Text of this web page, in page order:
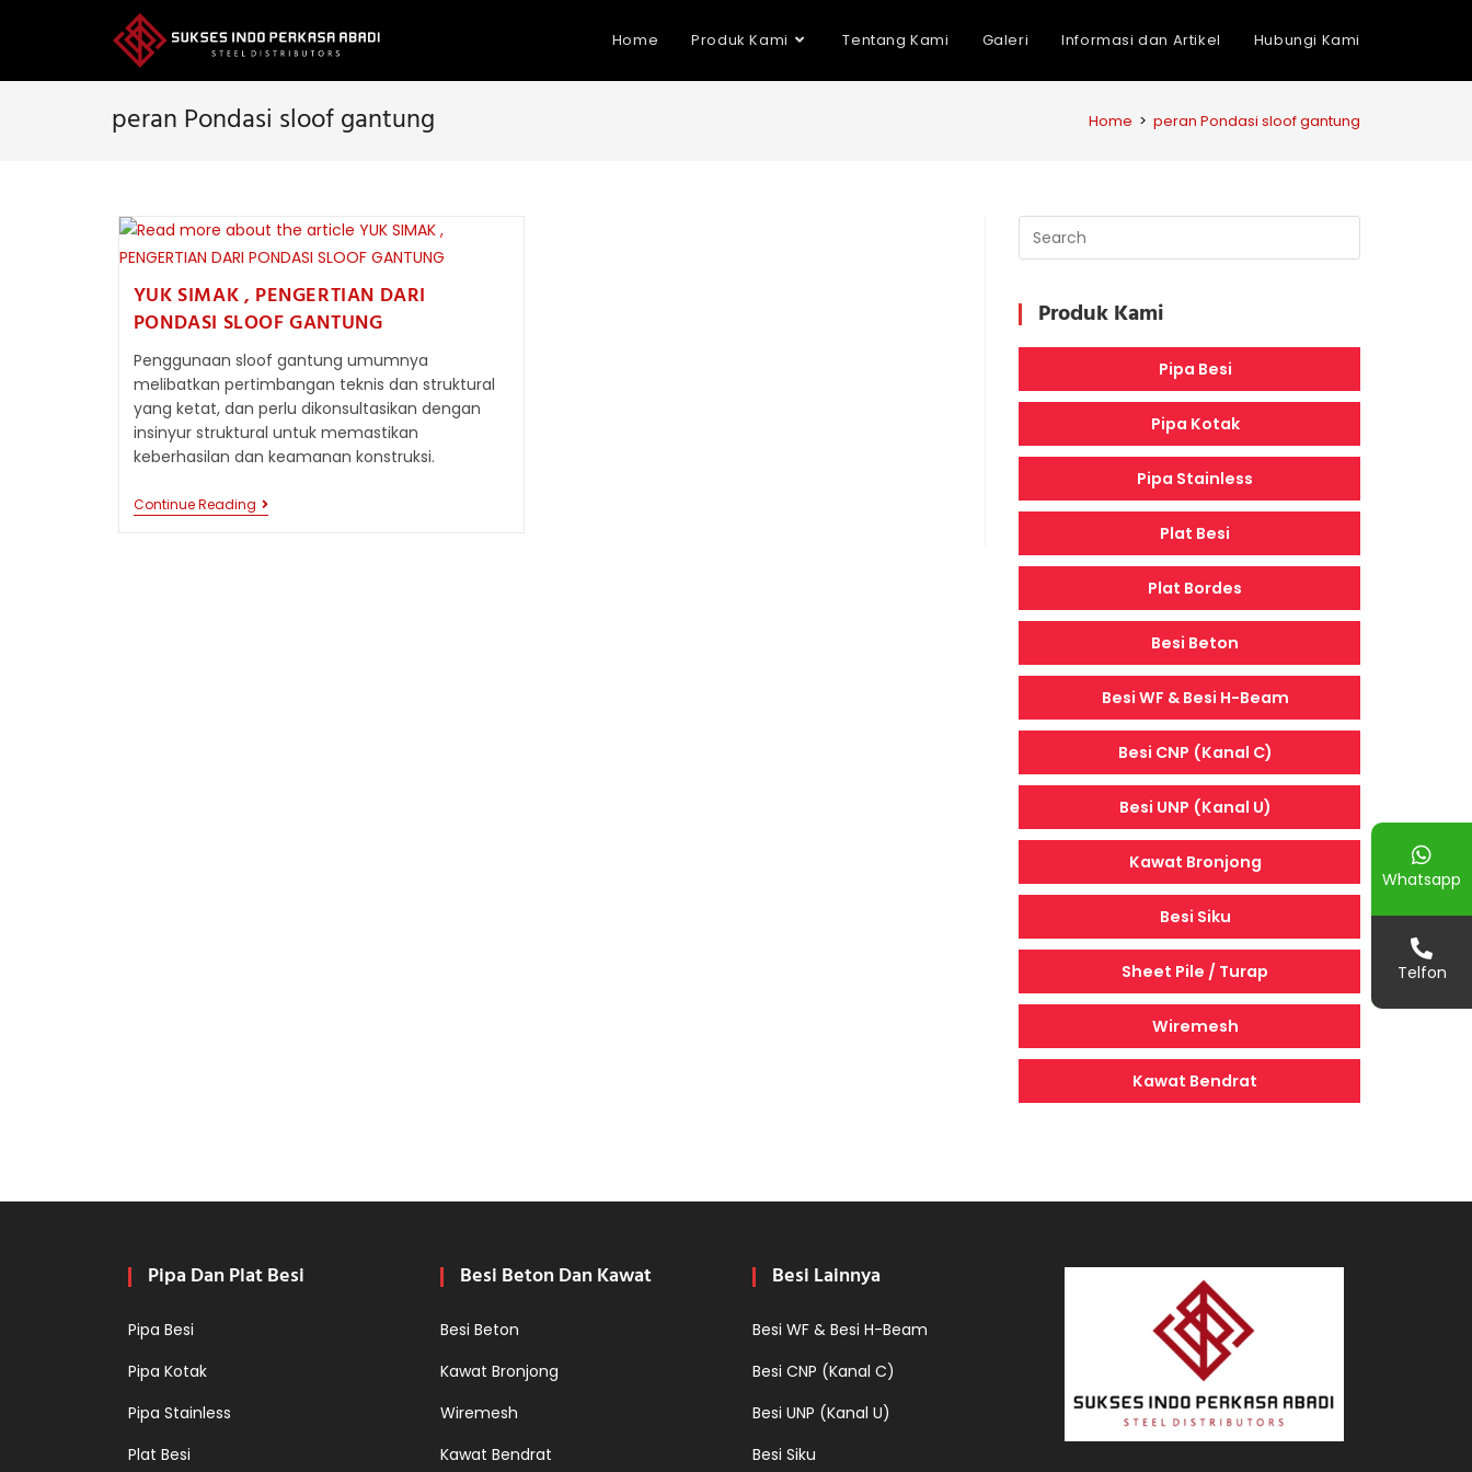
Home Produk Kami Tentang Kami Galeri Informasi dan Artikel Hubungi Kami
peran Pondasi sloof gantung Home > peran Pondasi sloof gantung
YUK SIMAK , PENGERTIAN DARI
PONDASI SLOOF GANTUNG
Penggunaan sloof gantung umumnya
melibatkan pertimbangan teknis dan struktural
yang ketat, dan perlu dikonsultasikan dengan
insinyur struktural untuk memastikan
keberhasilan dan keamanan konstruksi.
Continue ReadingYUK
SIMAK
Produk Kami
Pipa Besi
Pipa Kotak
Pipa Stainless
Plat Besi
Plat Bordes
Besi Beton
Besi WF & Besi H-Beam
Besi CNP (Kanal C)
Besi UNP (Kanal U)
Kawat Bronjong
Besi Siku
Sheet Pile / Turap
Wiremesh
Kawat Bendrat
Pipa Dan Plat Besi
Pipa Besi
Pipa Kotak
Pipa Stainless
Plat Besi
Besi Beton Dan Kawat
Besi Beton
Kawat Bronjong
Wiremesh
Kawat Bendrat
Besi Lainnya
Besi WF & Besi H-Beam
Besi CNP (Kanal C)
Besi UNP (Kanal U)
Besi Siku
Whatsapp
Telfon